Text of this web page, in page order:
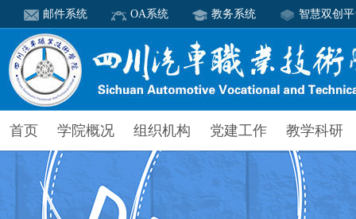
邮件系统 OA系统 教务系统 智慧双创
首页 学院概况 组织机构 党建工作 教学科研